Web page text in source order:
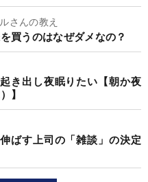
さんの教え
買うのはなぜダメなの？
き出し夜眠りたい【朝か夜
】
ばす上司の「雑談」の決定